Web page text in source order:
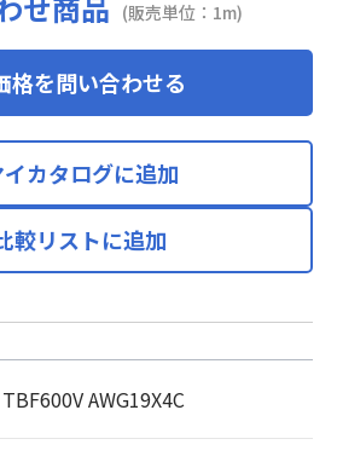
(販売単位：1m)
格を問い合わせる
イカタログに追加
較リストに追加
TBF600V AWG19X4C